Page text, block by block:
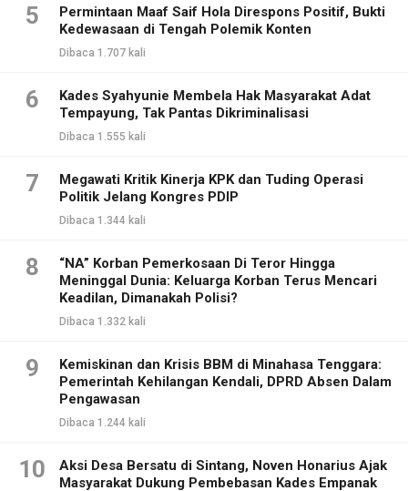
5
Permintaan Maaf Saif Hola Direspons Positif, Bukti
Kedewasaan di Tengah Polemik Konten
Dibaca 1.707 kali
6
Kades Syahyunie Membela Hak Masyarakat Adat
Tempayung, Tak Pantas Dikriminalisasi
Dibaca 1.555 kali
7
Megawati Kritik Kinerja KPK dan Tuding Operasi
Politik Jelang Kongres PDIP
Dibaca 1.344 kali
8
“NA” Korban Pemerkosaan Di Teror Hingga
Meninggal Dunia: Keluarga Korban Terus Mencari
Keadilan, Dimanakah Polisi?
Dibaca 1.332 kali
9
Kemiskinan dan Krisis BBM di Minahasa Tenggara:
Pemerintah Kehilangan Kendali, DPRD Absen Dalam
Pengawasan
Dibaca 1.244 kali
10
Aksi Desa Bersatu di Sintang, Noven Honarius Ajak
Masyarakat Dukung Pembebasan Kades Empanak